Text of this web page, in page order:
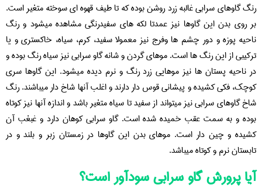
رنگ گاوهای سرابی غالبه زرد روشن بوده که تا طیف قهوه ای سوخته متغیر است.
بر روی بدن این گاوها نیز عمدتا لکه های سفیدرنگی مشاهده میشود و رنگ
ناحیه پوزه و دور چشم ها وفرج نیز معمولا سفيد، كرم، سياه، خاكستري و یا
ترکیبی از این رنگ ها است. موهای گردن و شانه گاو سرابی نیز سیاه رنگ بوده و
در ناحیه پستان ها نیز موهايی زرد رنگ و نرم دیده میشود. این گاوها سری
کوچک، فکی کشیده و پیشانی قوس دار دارند و اغلب آنها شاخ دار میباشند. رنگ
شاخ گاوهای سرابی نیز میتواند از سفید تا سیاه متغیر باشد و اندازه آنها نیز کوتاه
بوده و به سمت عقب خمیده شده است. گاو سرابی کوهان دارد و غبغب آن
کشیده و چین دار است. موهای بدن این گاوها در زمستان زبر و بلند و در
تابستان نرم و کوتاه میباشد.
آیا پرورش گاو سرابی سودآور است؟